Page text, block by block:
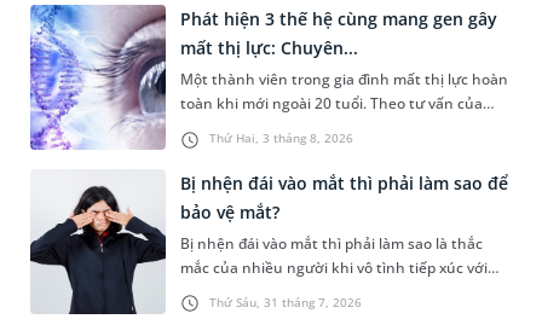
bệnh nhân. Việc lựa chọn thủy tinh thể phù
hợp cần dựa trên nhiều yếu tố. Bài viết sau sẽ
giúp bạn hiểu rõ hơn về các loại thủy tinh thể
nhân tạo, cách lựa chọn phù hợp và chăm sóc
mắt sau phẫu thuật để khôi phục thị lực tối ưu.
Thứ Hai, 3 tháng 8, 2026
Phát hiện 3 thế hệ cùng mang gen gây
mất thị lực: Chuyên...
Một thành viên trong gia đình mất thị lực hoàn
toàn khi mới ngoài 20 tuổi. Theo tư vấn của
chuyên gia Di truyền, ba thế hệ trong gia đình
cùng thực hiện xét nghiệm di truyền và bất
ngờ phát hiện đều mang biến thể gây bệnh
thần kinh thị giác di truyền Leber (LHON). Tuy
cùng mang một biến thể gây bệnh, nhưng
nguy cơ biểu hiện bệnh và khả năng di truyền
cho con của mỗi người lại hoàn toàn khác
nhau.Thứ Sáu, 31 tháng 7, 2026
Bị nhện đái vào mắt thì phải làm sao để
bảo vệ mắt?
Bị nhện đái vào mắt thì phải làm sao là thắc
mắc của nhiều người khi vô tình tiếp xúc với
loài động vật này. Trên thực tế, “nhện đái vào